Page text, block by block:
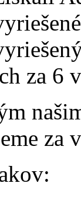
za
za